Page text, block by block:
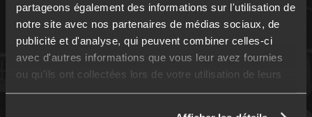
partageons également des informations sur l'utilisation de
notre site avec nos partenaires de médias sociaux, de
publicité et d'analyse, qui peuvent combiner celles-ci
avec d'autres informations que vous leur avez fournies
ou qu'ils ont collectées lors de votre utilisation de leurs
services.
DURÉE DU PRÊT
NOM DU CONSEILLER AVICAP